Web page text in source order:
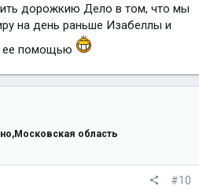
дорожкию Дело в том, что мы
на день раньше Изабеллы и
ее помощью
область
#10